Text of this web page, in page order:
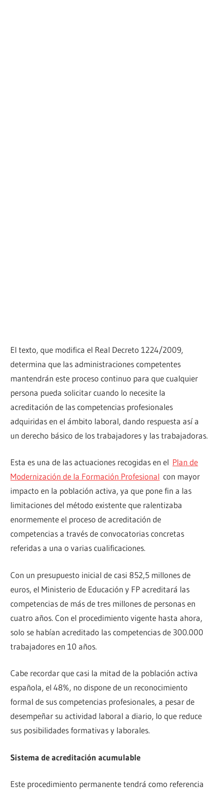
El texto, que modifica el Real Decreto 1224/2009,
determina que las administraciones competentes
mantendrán este proceso continuo para que cualquier
persona pueda solicitar cuando lo necesite la
acreditación de las competencias profesionales
adquiridas en el ámbito laboral, dando respuesta así a
un derecho básico de los trabajadores y las trabajadoras.
Esta es una de las actuaciones recogidas en el Plan de
Modernización de la Formación Profesional con mayor
impacto en la población activa, ya que pone fin a las
limitaciones del método existente que ralentizaba
enormemente el proceso de acreditación de
competencias a través de convocatorias concretas
referidas a una o varias cualificaciones.
Con un presupuesto inicial de casi 852,5 millones de
euros, el Ministerio de Educación y FP acreditará las
competencias de más de tres millones de personas en
cuatro años. Con el procedimiento vigente hasta ahora,
solo se habían acreditado las competencias de 300.000
trabajadores en 10 años.
Cabe recordar que casi la mitad de la población activa
española, el 48%, no dispone de un reconocimiento
formal de sus competencias profesionales, a pesar de
desempeñar su actividad laboral a diario, lo que reduce
sus posibilidades formativas y laborales.
Sistema de acreditación acumulable
Este procedimiento permanente tendrá como referencia